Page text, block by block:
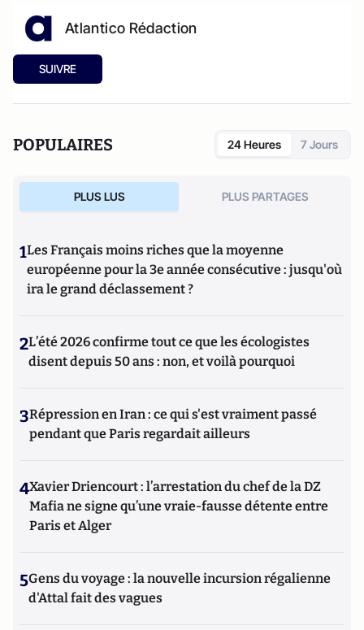
Atlantico Rédaction
SUIVRE
POPULAIRES 24 Heures 7 Jours
PLUS LUS PLUS PARTAGES
1Les Français moins riches que la moyenne
européenne pour la 3e année consécutive : jusqu'où
ira le grand déclassement ?
2L’été 2026 confirme tout ce que les écologistes
disent depuis 50 ans : non, et voilà pourquoi
3Répression en Iran : ce qui s'est vraiment passé
pendant que Paris regardait ailleurs
4Xavier Driencourt : l’arrestation du chef de la DZ
Mafia ne signe qu’une vraie-fausse détente entre
Paris et Alger
5Gens du voyage : la nouvelle incursion régalienne
d'Attal fait des vagues